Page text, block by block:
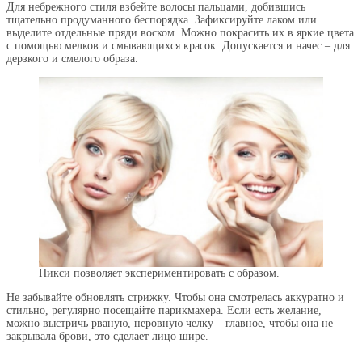
Для небрежного стиля взбейте волосы пальцами, добившись
тщательно продуманного беспорядка. Зафиксируйте лаком или
выделите отдельные пряди воском. Можно покрасить их в яркие цвета
с помощью мелков и смывающихся красок. Допускается и начес – для
дерзкого и смелого образа.
Пикси позволяет экспериментировать с образом.
Не забывайте обновлять стрижку. Чтобы она смотрелась аккуратно и
стильно, регулярно посещайте парикмахера. Если есть желание,
можно выстричь рваную, неровную челку – главное, чтобы она не
закрывала брови, это сделает лицо шире.